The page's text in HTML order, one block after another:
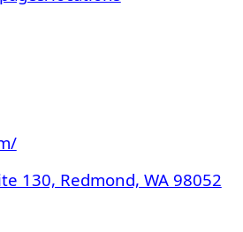
130, Redmond, WA 98052